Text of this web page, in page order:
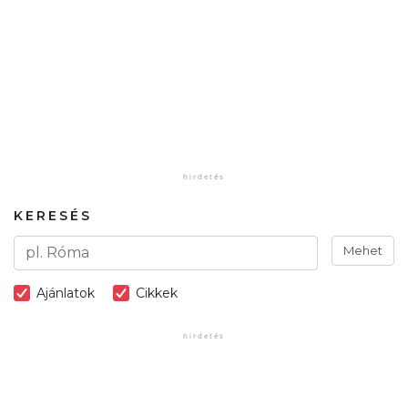
KERESÉS
Mehet
Ajánlatok Cikkek